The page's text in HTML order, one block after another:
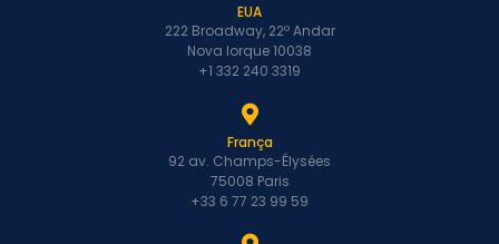
EUA
222 Broadway, 22º Andar
Nova Iorque 10038
+1 332 240 3319
França
92 av. Champs-Élysées
75008 Paris
+33 6 77 23 99 59